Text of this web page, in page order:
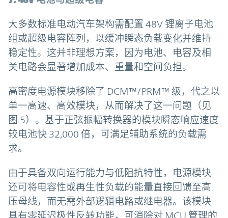
大多数标准电动汽车架构需配置 48V 锂离子电池
组或超级电容阵列，以缓冲瞬态负载变化并维持
稳定性。这并非理想方案，因为电池、电容及相
关电路会显著增加成本、重量和空间负担。
高密度电源模块移除了 DCM™/PRM™ 级，代之以
单一高速、高效模块，从而解决了这一问题（见
图 5）。基于正弦振幅转换器的模块瞬态响应速度
较电池快 32,000 倍，可满足辅助系统的负载需
求。
由于具备双向运行能力与低阻抗特性，电源模块
还可将电容性或再生性负载的能量直接回馈至高
压母线，而无需外部逻辑电路或继电器。该模块
具有零延迟极性反转功能，可消除对 MCU 管理的